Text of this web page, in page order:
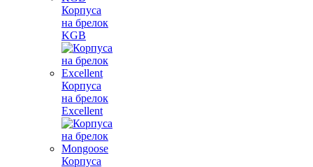
Корпуса
на брелок
KGB
Корпуса
на брелок
Excellent
Корпуса